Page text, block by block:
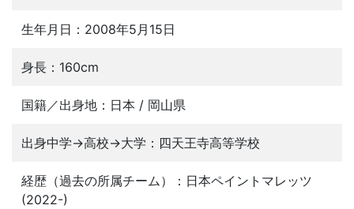
生年月日：2008年5月15日
身長：160cm
国籍／出身地：日本 / 岡山県
出身中学→高校→大学：四天王寺高等学校
経歴（過去の所属チーム）：日本ペイントマレッツ
(2022-)